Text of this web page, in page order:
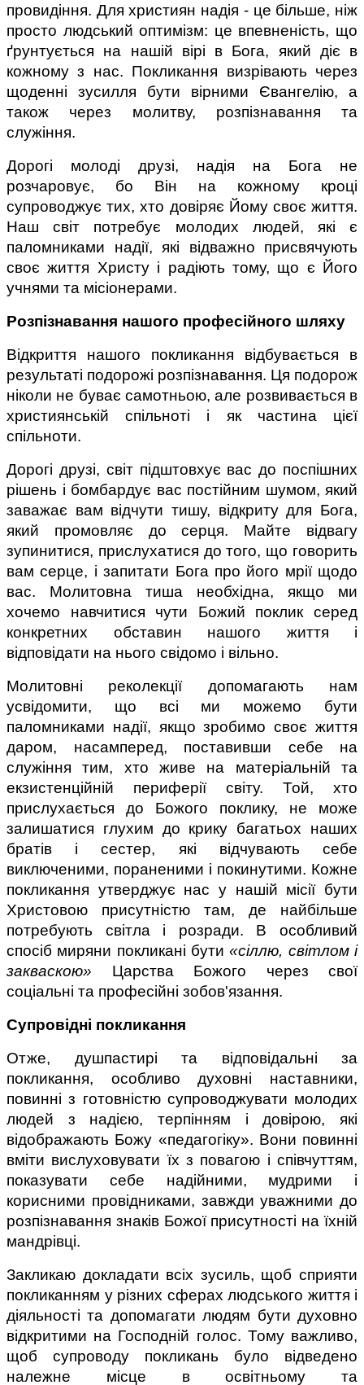
провидіння. Для християн надія - це більше, ніж
просто людський оптимізм: це впевненість, що
ґрунтується на нашій вірі в Бога, який діє в
кожному з нас. Покликання визрівають через
щоденні зусилля бути вірними Євангелію, а
також через молитву, розпізнавання та
служіння.
Дорогі молоді друзі, надія на Бога не
розчаровує, бо Він на кожному кроці
супроводжує тих, хто довіряє Йому своє життя.
Наш світ потребує молодих людей, які є
паломниками надії, які відважно присвячують
своє життя Христу і радіють тому, що є Його
учнями та місіонерами.
Розпізнавання нашого професійного шляху
Відкриття нашого покликання відбувається в
результаті подорожі розпізнавання. Ця подорож
ніколи не буває самотньою, але розвивається в
християнській спільноті і як частина цієї
спільноти.
Дорогі друзі, світ підштовхує вас до поспішних
рішень і бомбардує вас постійним шумом, який
заважає вам відчути тишу, відкриту для Бога,
який промовляє до серця. Майте відвагу
зупинитися, прислухатися до того, що говорить
вам серце, і запитати Бога про його мрії щодо
вас. Молитовна тиша необхідна, якщо ми
хочемо навчитися чути Божий поклик серед
конкретних обставин нашого життя і
відповідати на нього свідомо і вільно.
Молитовні реколекції допомагають нам
усвідомити, що всі ми можемо бути
паломниками надії, якщо зробимо своє життя
даром, насамперед, поставивши себе на
служіння тим, хто живе на матеріальній та
екзистенційній периферії світу. Той, хто
прислухається до Божого поклику, не може
залишатися глухим до крику багатьох наших
братів і сестер, які відчувають себе
виключеними, пораненими і покинутими. Кожне
покликання утверджує нас у нашій місії бути
Христовою присутністю там, де найбільше
потребують світла і розради. В особливий
спосіб миряни покликані бути «сіллю, світлом і
закваскою» Царства Божого через свої
соціальні та професійні зобов'язання.
Супровідні покликання
Отже, душпастирі та відповідальні за
покликання, особливо духовні наставники,
повинні з готовністю супроводжувати молодих
людей з надією, терпінням і довірою, які
відображають Божу «педагогіку». Вони повинні
вміти вислуховувати їх з повагою і співчуттям,
показувати себе надійними, мудрими і
корисними провідниками, завжди уважними до
розпізнавання знаків Божої присутності на їхній
мандрівці.
Закликаю докладати всіх зусиль, щоб сприяти
покликанням у різних сферах людського життя і
діяльності та допомагати людям бути духовно
відкритими на Господній голос. Тому важливо,
щоб супроводу покликань було відведено
належне місце в освітньому та